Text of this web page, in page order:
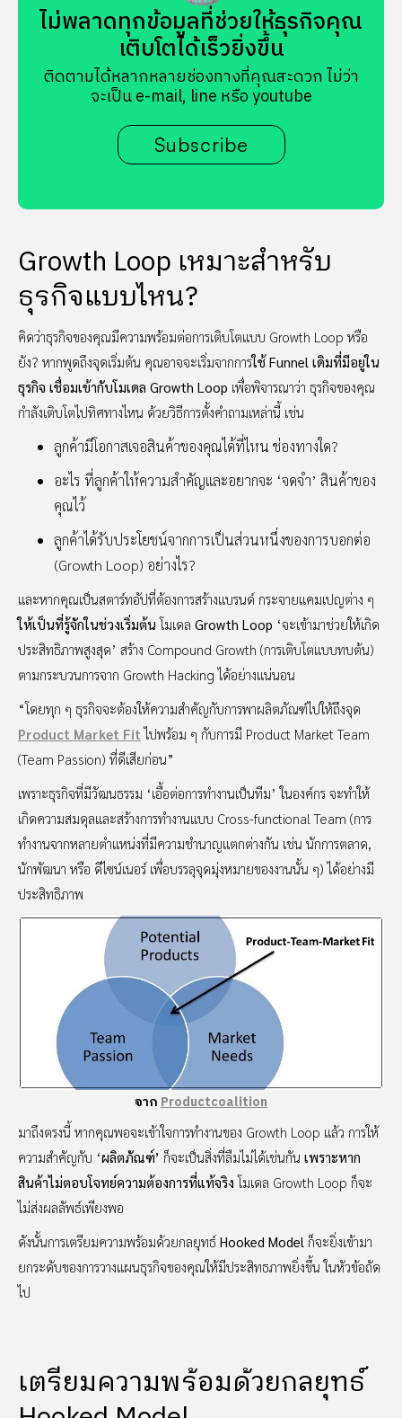
ไม่พลาดทุกข้อมูลที่ช่วยให้ธุรกิจคุณ
เติบโตได้เร็วยิ่งขึ้น
ติดตามได้หลากหลายช่องทางที่คุณสะดวก ไม่ว่า
จะเป็น e-mail, line หรือ youtube
Subscribe
Growth Loop เหมาะสำหรับ
ธุรกิจแบบไหน?
คิดว่าธุรกิจของคุณมีความพร้อมต่อการเติบโตแบบ Growth Loop หรือ
ยัง? หากพูดถึงจุดเริ่มต้น คุณอาจจะเริ่มจากการใช้ Funnel เดิมที่มีอยู่ใน
ธุรกิจ เชื่อมเข้ากับโมเดล Growth Loop เพื่อพิจารณาว่า ธุรกิจของคุณ
กำลังเติบโตไปทิศทางไหน ด้วยวิธีการตั้งคำถามเหล่านี้ เช่น
ลูกค้ามีโอกาสเจอสินค้าของคุณได้ที่ไหน ช่องทางใด?
อะไร ที่ลูกค้าให้ความสำคัญและอยากจะ ‘จดจำ’ สินค้าของ
คุณไว้
ลูกค้าได้รับประโยชน์จากการเป็นส่วนหนึ่งของการบอกต่อ
(Growth Loop) อย่างไร?
และหากคุณเป็นสตาร์ทอัปที่ต้องการสร้างแบรนด์ กระจายแคมเปญต่าง ๆ
ให้เป็นที่รู้จักในช่วงเริ่มต้น โมเดล Growth Loop ‘จะเข้ามาช่วยให้เกิด
ประสิทธิภาพสูงสุด’ สร้าง Compound Growth (การเติบโตแบบทบต้น)
ตามกระบวนการจาก Growth Hacking ได้อย่างแน่นอน
“โดยทุก ๆ ธุรกิจจะต้องให้ความสำคัญกับการพาผลิตภัณฑ์ไปให้ถึงจุด
Product Market Fit ไปพร้อม ๆ กับการมี Product Market Team
(Team Passion) ที่ดีเสียก่อน”
เพราะธุรกิจที่มีวัฒนธรรม ‘เอื้อต่อการทำงานเป็นทีม’ ในองค์กร จะทำให้
เกิดความสมดุลและสร้างการทำงานแบบ Cross-functional Team (การ
ทำงานจากหลายตำแหน่งที่มีความชำนาญแตกต่างกัน เช่น นักการตลาด,
นักพัฒนา หรือ ดีไซน์เนอร์ เพื่อบรรลุจุดมุ่งหมายของงานนั้น ๆ) ได้อย่างมี
ประสิทธิภาพ
จากProductcoalition
มาถึงตรงนี้ หากคุณพอจะเข้าใจการทำงานของ Growth Loop แล้ว การให้
ความสำคัญกับ ‘ผลิตภัณฑ์’ ก็จะเป็นสิ่งที่ลืมไม่ได้เช่นกัน เพราะหาก
สินค้าไม่ตอบโจทย์ความต้องการที่แท้จริง โมเดล Growth Loop ก็จะ
ไม่ส่งผลลัพธ์เพียงพอ
ดังนั้นการเตรียมความพร้อมด้วยกลยุทธ์Hooked Model ก็จะยิ่งเข้ามา
ยกระดับของการวางแผนธุรกิจของคุณให้มีประสิทธภาพยิ่งขึ้น ในหัวข้อถัด
ไป
เตรียมความพร้อมด้วยกลยุทธ์